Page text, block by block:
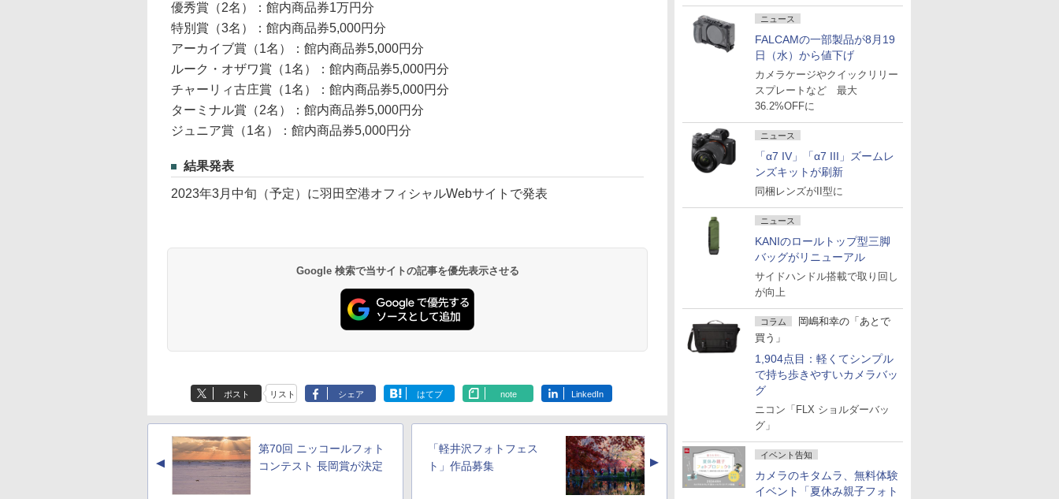
ニュース
FALCAMの一部製品が8月19
日（水）から値下げ
カメラケージやクイックリリー
スプレートなど 最大
36.2%OFFに
ニュース
「α7 IV」「α7 III」ズームレ
ンズキットが刷新
同梱レンズがII型に
ニュース
KANIのロールトップ型三脚
バッグがリニューアル
サイドハンドル搭載で取り回し
が向上
コラム
岡嶋和幸の「あとで
買う」
1,904点目：軽くてシンプル
で持ち歩きやすいカメラバッ
グ
ニコン「FLX ショルダーバッ
グ」
イベント告知
カメラのキタムラ、無料体験
イベント「夏休み親子フォト
優秀賞（2名）：館内商品券1万円分
特別賞（3名）：館内商品券5,000円分
アーカイブ賞（1名）：館内商品券5,000円分
ルーク・オザワ賞（1名）：館内商品券5,000円分
チャーリィ古庄賞（1名）：館内商品券5,000円分
ターミナル賞（2名）：館内商品券5,000円分
ジュニア賞（1名）：館内商品券5,000円分
結果発表
2023年3月中旬（予定）に羽田空港オフィシャルWebサイトで発表
Google 検索で当サイトの記事を優先表示させる
ポスト リスト シェア はてブ note LinkedIn
▲
第70回 ニッコールフォト
コンテスト 長岡賞が決定
「軽井沢フォトフェス
ト」作品募集
▲